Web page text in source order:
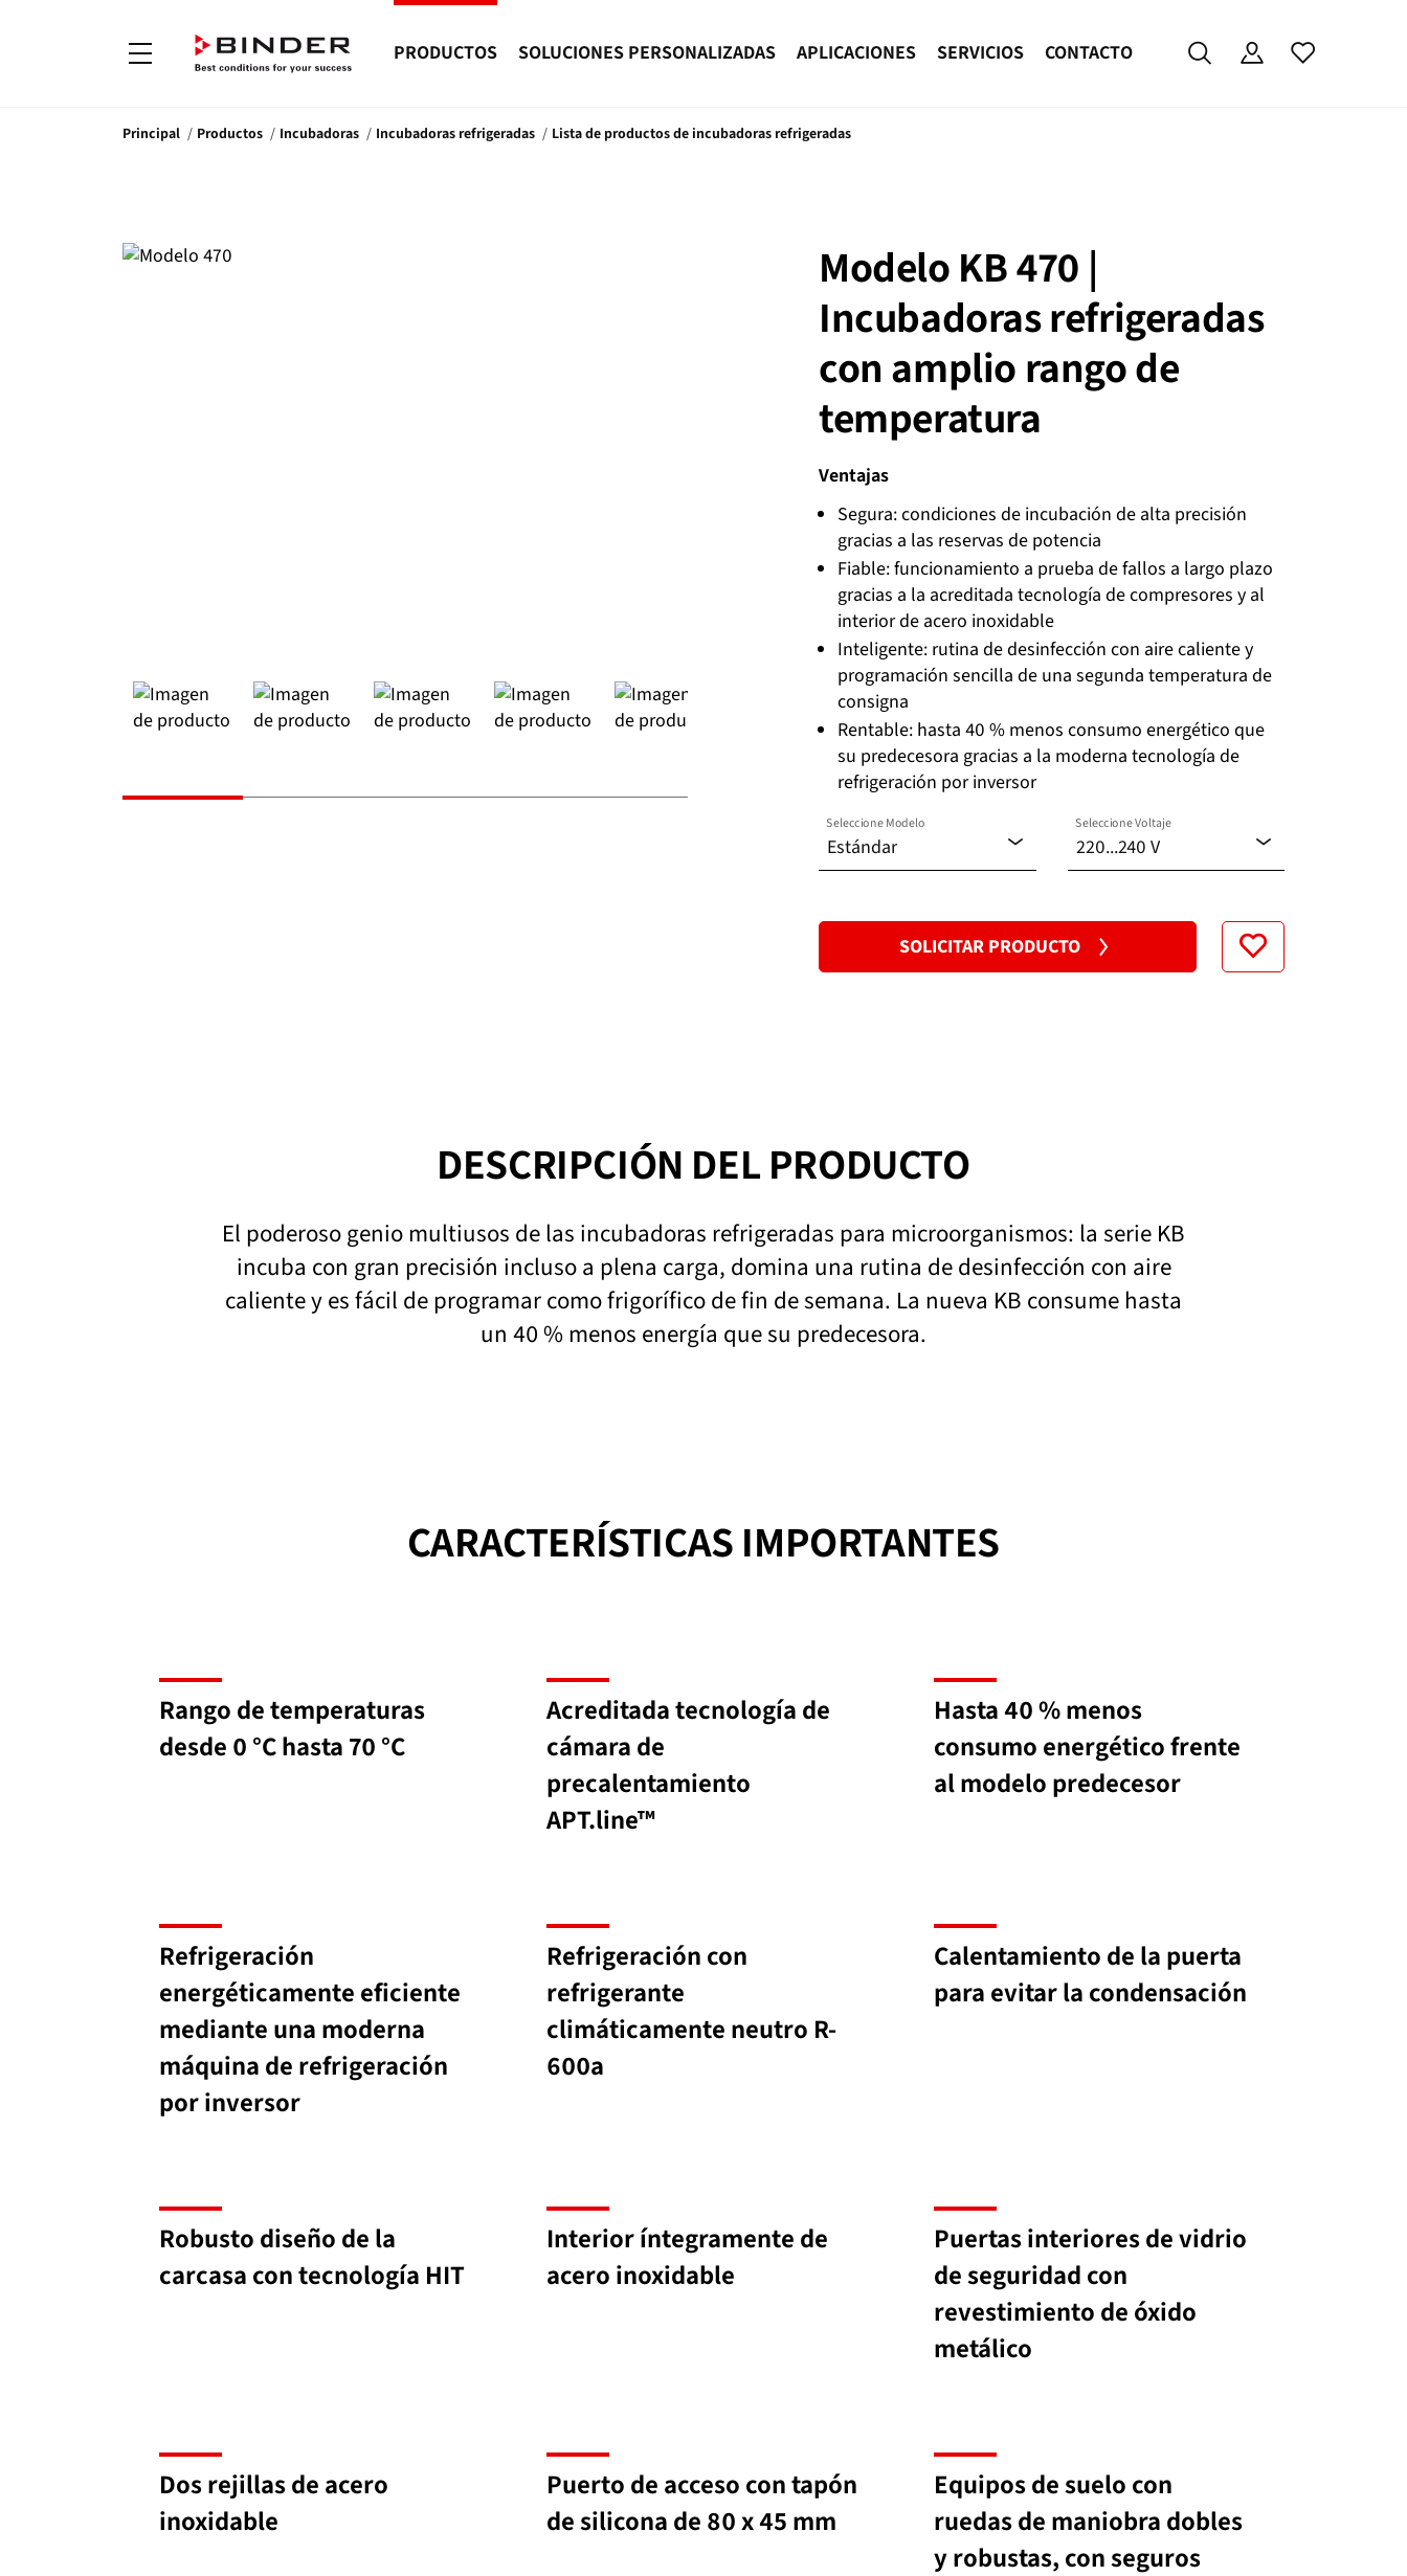
PRODUCTOS SOLUCIONES PERSONALIZADAS APLICACIONES SERVICIOS CONTACTO
Principal Productos Incubadoras Incubadoras refrigeradas Lista de productos de incubadoras refrigeradas
Modelo KB 470 |
Incubadoras refrigeradas
con amplio rango de
temperatura
Ventajas
Segura: condiciones de incubación de alta precisión
gracias a las reservas de potencia
Fiable: funcionamiento a prueba de fallos a largo plazo
gracias a la acreditada tecnología de compresores y al
interior de acero inoxidable
Inteligente: rutina de desinfección con aire caliente y
programación sencilla de una segunda temperatura de
consigna
Rentable: hasta 40 % menos consumo energético que
su predecesora gracias a la moderna tecnología de
refrigeración por inversor
Estándar
Seleccione Modelo
220...240 V
Seleccione Voltaje
220...240 V
SOLICITAR PRODUCTO
DESCRIPCIÓN DEL PRODUCTO
El poderoso genio multiusos de las incubadoras refrigeradas para microorganismos: la serie KB
incuba con gran precisión incluso a plena carga, domina una rutina de desinfección con aire
caliente y es fácil de programar como frigorífico de fin de semana. La nueva KB consume hasta
un 40 % menos energía que su predecesora.
CARACTERÍSTICAS IMPORTANTES
Rango de temperaturas
desde 0 °C hasta 70 °C
Acreditada tecnología de
cámara de
precalentamiento
APT.line™
Hasta 40 % menos
consumo energético frente
al modelo predecesor
Refrigeración
energéticamente eficiente
mediante una moderna
máquina de refrigeración
por inversor
Refrigeración con
refrigerante
climáticamente neutro R-
600a
Calentamiento de la puerta
para evitar la condensación
Robusto diseño de la
carcasa con tecnología HIT
Interior íntegramente de
acero inoxidable
Puertas interiores de vidrio
de seguridad con
revestimiento de óxido
metálico
Dos rejillas de acero
inoxidable
Puerto de acceso con tapón
de silicona de 80 x 45 mm
Equipos de suelo con
ruedas de maniobra dobles
y robustas, con seguros